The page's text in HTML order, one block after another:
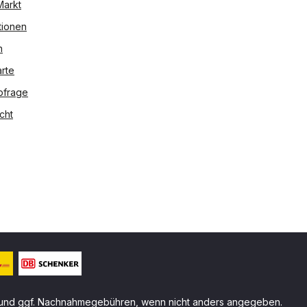
ggf. Nachnahmegebühren, wenn nicht anders angegeben.